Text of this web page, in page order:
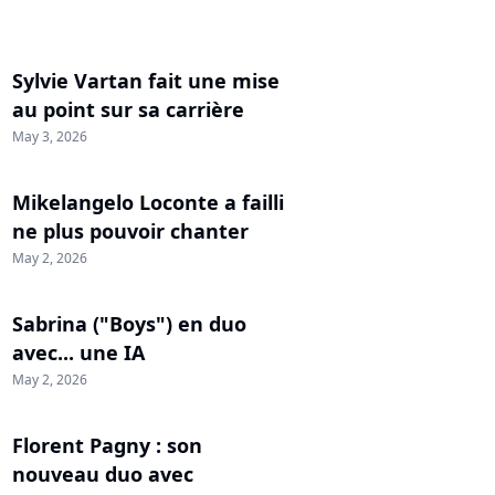
Sylvie Vartan fait une mise
au point sur sa carrière
May 3, 2026
Mikelangelo Loconte a failli
ne plus pouvoir chanter
May 2, 2026
Sabrina ("Boys") en duo
avec... une IA
May 2, 2026
Florent Pagny : son
nouveau duo avec